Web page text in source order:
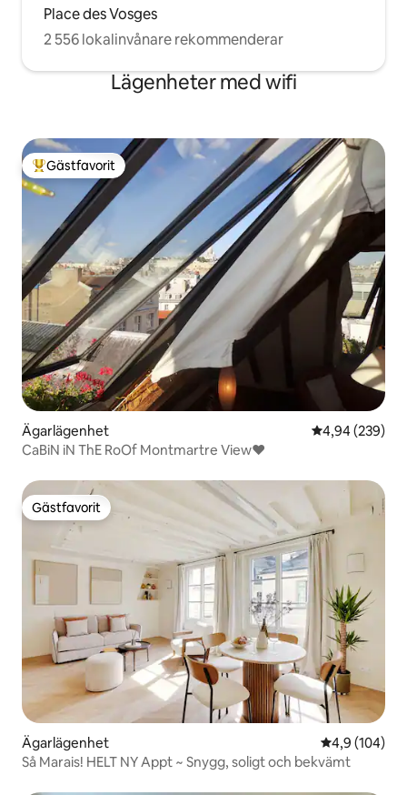
Place des Vosges
2 556 lokalinvånare rekommenderar
Lägenheter med wifi
Populär gästfavorit
Gästfavorit
Ägarlägenhet 4,94 av 5 i
4,94 (239)
CaBiN iN ThE RoOf Montmartre View♥
Gästfavorit
Gästfavorit
Ägarlägenhet 4,9 av 5 i
4,9 (104)
Så Marais! HELT NY Appt ~ Snygg, soligt och bekvämt